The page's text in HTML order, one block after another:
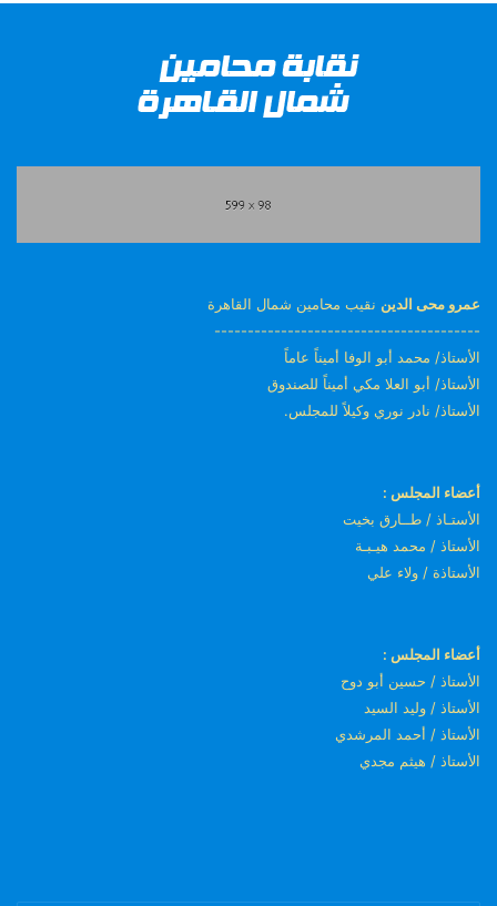
عمرو محى الدين نقيب محامين شمال القاهرة
----------------------------------------
الأستاذ/ محمد أبو الوفا أميناً عاماً
الأستاذ/ أبو العلا مكي أميناً للصندوق
الأستاذ/ نادر نوري وكيلاً للمجلس.
أعضاء المجلس :
الأستـاذ / طــارق بخيت
الأستاذ / محمد هيـبـة
الأستاذة / ولاء علي
أعضاء المجلس :
الأستاذ / حسين أبو دوح
الأستاذ / وليد السيد
الأستاذ / أحمد المرشدي
الأستاذ / هيثم مجدي